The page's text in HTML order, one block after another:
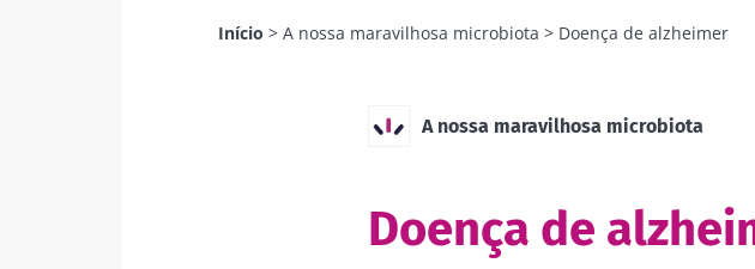
Início A nossa maravilhosa microbiota Doença de alzheimer
A nossa maravilhosa microbiota
Doença de